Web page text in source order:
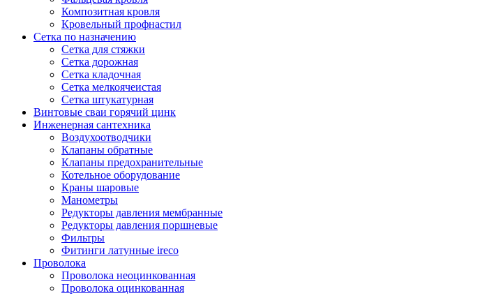
Композитная кровля
Кровельный профнастил
Сетка по назначению
Сетка для стяжки
Сетка дорожная
Сетка кладочная
Сетка мелкоячеистая
Сетка штукатурная
Винтовые сваи горячий цинк
Инженерная сантехника
Воздухоотводчики
Клапаны обратные
Клапаны предохранительные
Котельное оборудование
Краны шаровые
Манометры
Редукторы давления мембранные
Редукторы давления поршневые
Фильтры
Фитинги латунные ireco
Проволока
Проволока неоцинкованная
Проволока оцинкованная